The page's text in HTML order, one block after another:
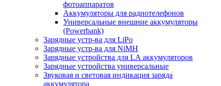
фотоаппаратов
Аккумуляторы для радиотелефонов
Универсальные внешние аккумуляторы
(Powerbank)
Зарядные устр-ва для LiPo
Зарядные устр-ва для NiMH
Зарядные устройства для LA аккумуляторов
Зарядные устройства универсальные
Звуковая и световая индикация заряда
аккумулятора